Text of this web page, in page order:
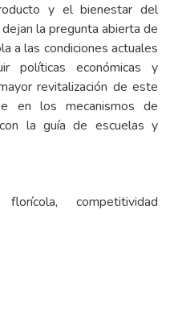
y el bienestar del
la pregunta abierta de
a las condiciones actuales
políticas económicas y
revitalización de este
en los mecanismos de
la guía de escuelas y
competitividad